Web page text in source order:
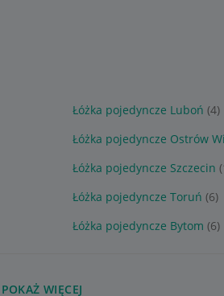
Łóżka pojedyncze Luboń (4)
Łóżka pojedyncze Ostrów
Łóżka pojedyncze Szczecin
Łóżka pojedyncze Toruń (6)
Łóżka pojedyncze Bytom (6)
POKAŻ WIĘCEJ